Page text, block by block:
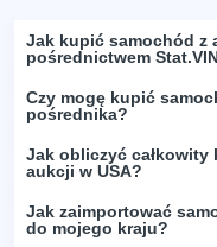
Jak kupić samochód z
pośrednictwem
Czy mogę kupić
pośrednika?
Jak obliczyć
aukcji w USA?
Jak zaimportować
do mojego kraju?